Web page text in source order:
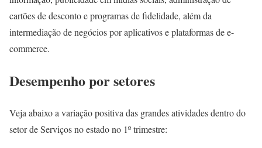
cartões de desconto e programas de fidelidade, além da
intermediação de negócios por aplicativos e plataformas de e-
commerce.
Desempenho por setores
Veja abaixo a variação positiva das grandes atividades dentro do
setor de Serviços no estado no 1º trimestre: